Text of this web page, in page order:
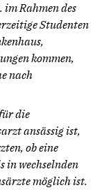
im Rahmen des
Studenten
kommen,
nach
die
ansässig ist,
ob eine
in wechselnden
möglich ist.